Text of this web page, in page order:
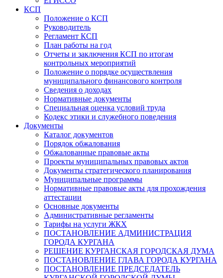
КСП
Положение о КСП
Руководитель
Регламент КСП
План работы на год
Отчеты и заключения КСП по итогам
контрольных мероприятий
Положение о порядке осуществления
муниципального финансового контроля
Сведения о доходах
Нормативные документы
Специальная оценка условий труда
Кодекс этики и служебного поведения
Документы
Каталог документов
Порядок обжалования
Обжалованные правовые акты
Проекты муниципальных правовых актов
Документы стратегического планирования
Муниципальные программы
Нормативные правовые акты для прохождения
аттестации
Основные документы
Административные регламенты
Тарифы на услуги ЖКХ
ПОСТАНОВЛЕНИЕ АДМИНИСТРАЦИЯ
ГОРОДА КУРГАНА
РЕШЕНИЕ КУРГАНСКАЯ ГОРОДСКАЯ ДУМА
ПОСТАНОВЛЕНИЕ ГЛАВА ГОРОДА КУРГАНА
ПОСТАНОВЛЕНИЕ ПРЕДСЕДАТЕЛЬ